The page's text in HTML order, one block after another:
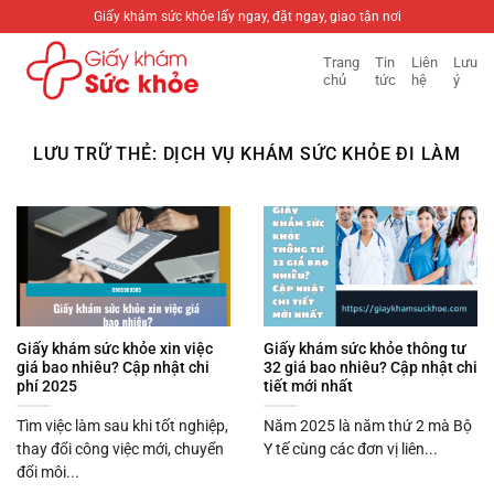
qua
Giấy khám sức khỏe lấy ngay, đặt ngay, giao tận nơi
Trang
chủ
Tin
tức
Liên
hệ
Lưu
ý
LƯU TRỮ THẺ: DỊCH VỤ KHÁM SỨC KHỎE ĐI LÀM
Giấy khám sức khỏe xin việc
giá bao nhiêu? Cập nhật chi
phí 2025
Tìm việc làm sau khi tốt nghiệp,
thay đổi công việc mới, chuyển
đổi môi...
Giấy khám sức khỏe thông tư
32 giá bao nhiêu? Cập nhật chi
tiết mới nhất
Năm 2025 là năm thứ 2 mà Bộ
Y tế cùng các đơn vị liên...